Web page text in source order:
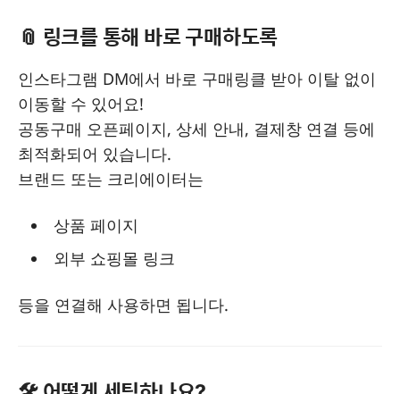
📎 링크를 통해 바로 구매하도록
인스타그램 DM에서 바로 구매링클 받아 이탈 없이
이동할 수 있어요!
공동구매 오픈페이지, 상세 안내, 결제창 연결 등에
최적화되어 있습니다.
브랜드 또는 크리에이터는
상품 페이지
외부 쇼핑몰 링크
등을 연결해 사용하면 됩니다.